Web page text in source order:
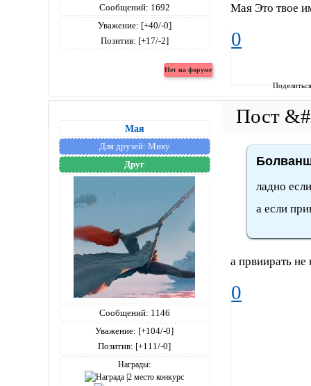
Сообщений: 1692
Уважение: [+40/-0]
Позитив: [+17/-2]
Мая Это твое
0
Мая
Для друзей: Мику
Друг
Сообщений: 1146
Уважение: [+104/-0]
Позитив: [+111/-0]
Награды:
ладно
а если
а првиирать не
0